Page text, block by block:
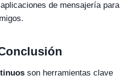
de mensajería para
son herramientas clave